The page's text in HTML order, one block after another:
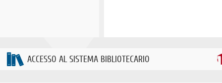
ACCESSO AL SISTEMA BIBLIOTECARIO